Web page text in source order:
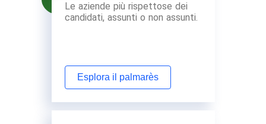
Le aziende più rispettose dei
candidati, assunti o non assunti.
Esplora il palmarès